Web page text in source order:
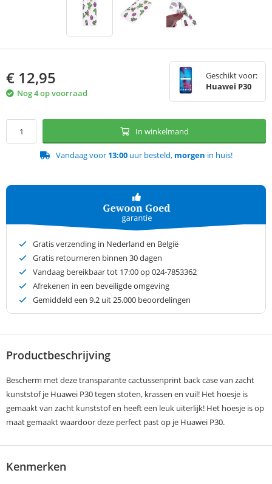
€ 12,95
Nog 4 op voorraad
Geschikt voor:
Huawei P30
In winkelmand
Vandaag voor 13:00uur besteld, morgen in huis!
Gratis verzending in Nederland en België
Gratis retourneren binnen 30 dagen
Vandaag bereikbaar tot 17:00 op 024-7853362
Afrekenen in een beveiligde omgeving
Gemiddeld een 9.2 uit 25.000 beoordelingen
Productbeschrijving
Bescherm met deze transparante cactussenprint back case van zacht
kunststof je Huawei P30 tegen stoten, krassen en vuil! Het hoesje is
gemaakt van zacht kunststof en heeft een leuk uiterlijk! Het hoesje is op
maat gemaakt waardoor deze perfect past op je Huawei P30.
Kenmerken